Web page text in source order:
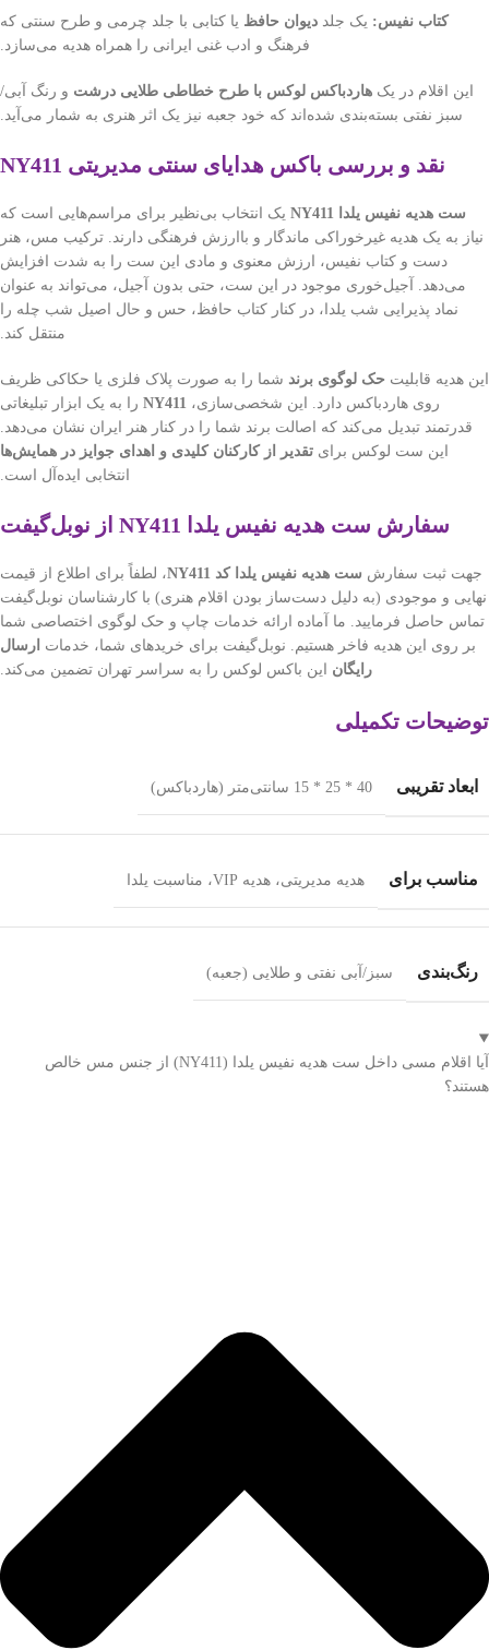
کتاب نفیس: یک جلد دیوان حافظ یا کتابی با جلد چرمی و طرح سنتی که
فرهنگ و ادب غنی ایرانی را همراه هدیه می‌سازد.
این اقلام در یک هاردباکس لوکس با طرح خطاطی طلایی درشت و رنگ آبی/
سبز نفتی بسته‌بندی شده‌اند که خود جعبه نیز یک اثر هنری به شمار می‌آید.
نقد و بررسی باکس هدایای سنتی مدیریتی NY411
ست هدیه نفیس یلدا NY411
یک انتخاب بی‌نظیر برای مراسم‌هایی است که
نیاز به یک هدیه غیرخوراکی ماندگار و باارزش فرهنگی دارند. ترکیب مس، هنر
دست و کتاب نفیس، ارزش معنوی و مادی این ست را به شدت افزایش
می‌دهد. آجیل‌خوری موجود در این ست، حتی بدون آجیل، می‌تواند به عنوان
نماد پذیرایی شب یلدا، در کنار کتاب حافظ، حس و حال اصیل شب چله را
منتقل کند.
این هدیه قابلیت حک لوگوی برند شما را به صورت پلاک فلزی یا حکاکی ظریف
روی هاردباکس دارد. این شخصی‌سازی، NY411 را به یک ابزار تبلیغاتی
قدرتمند تبدیل می‌کند که اصالت برند شما را در کنار هنر ایران نشان می‌دهد.
این ست لوکس برای تقدیر از کارکنان کلیدی و اهدای جوایز در همایش‌ها
انتخابی ایده‌آل است.
سفارش ست هدیه نفیس یلدا NY411 از نوبل‌گیفت
جهت ثبت سفارش ست هدیه نفیس یلدا کد NY411
، لطفاً برای اطلاع از قیمت
نهایی و موجودی (به دلیل دست‌ساز بودن اقلام هنری) با کارشناسان نوبل‌گیفت
تماس حاصل فرمایید. ما آماده ارائه خدمات چاپ و حک لوگوی اختصاصی شما
بر روی این هدیه فاخر هستیم. نوبل‌گیفت برای خریدهای شما، خدمات ارسال
رایگان این باکس لوکس را به سراسر تهران تضمین می‌کند.
توضیحات تکمیلی
ابعاد تقریبی 40 * 25 * 15 سانتی‌متر (هاردباکس)
مناسب برای هدیه مدیریتی، هدیه VIP، مناسبت یلدا
رنگ‌بندی سبز/آبی نفتی و طلایی (جعبه)
آیا اقلام مسی داخل ست هدیه نفیس یلدا (NY411) از جنس مس خالص
هستند؟